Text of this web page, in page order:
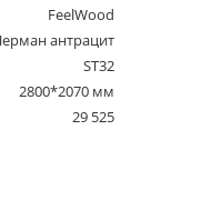
FeelWood
антрацит
ST32
2800*2070 мм
29 525